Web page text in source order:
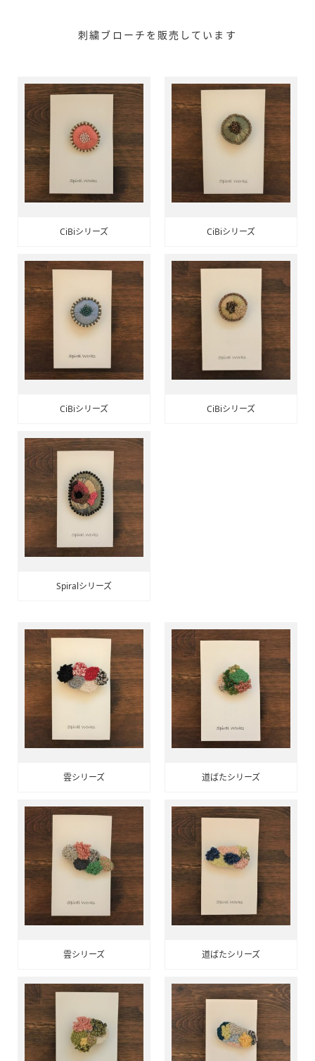
刺繍ブローチを販売しています
CiBiシリーズ CiBiシリーズ
CiBiシリーズ CiBiシリーズ
Spiralシリーズ
雲シリーズ 道ばたシリーズ
雲シリーズ 道ばたシリーズ